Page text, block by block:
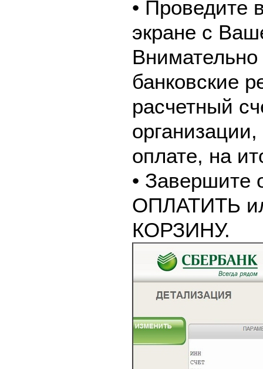
• Проведите
экране с
банковские
расчетный
оплате, на
• Завершите
ОПЛАТИТЬ
КОРЗИНУ.